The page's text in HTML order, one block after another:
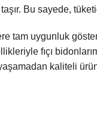
Bu sayede,
tam uygunluk
fıçı
kaliteli